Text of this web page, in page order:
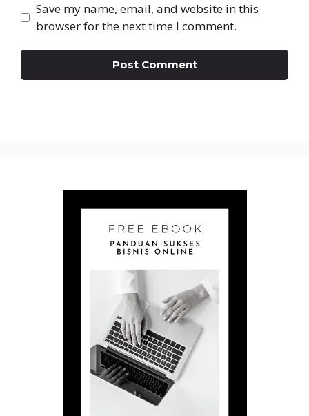
Save my name, email, and website in this
browser for the next time I comment.